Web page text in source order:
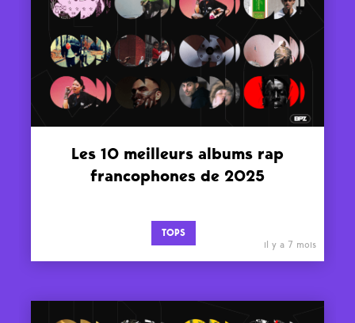
Les 10 meilleurs albums rap
francophones de 2025
TOPS
il y a 7 mois